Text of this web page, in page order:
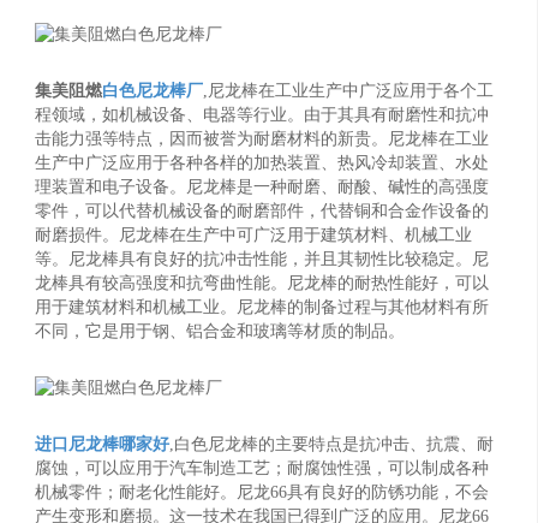
集美阻燃白色尼龙棒厂,尼龙棒在工业生产中广泛应用于各个工
程领域，如机械设备、电器等行业。由于其具有耐磨性和抗冲
击能力强等特点，因而被誉为耐磨材料的新贵。尼龙棒在工业
生产中广泛应用于各种各样的加热装置、热风冷却装置、水处
理装置和电子设备。尼龙棒是一种耐磨、耐酸、碱性的高强度
零件，可以代替机械设备的耐磨部件，代替铜和合金作设备的
耐磨损件。尼龙棒在生产中可广泛用于建筑材料、机械工业
等。尼龙棒具有良好的抗冲击性能，并且其韧性比较稳定。尼
龙棒具有较高强度和抗弯曲性能。尼龙棒的耐热性能好，可以
用于建筑材料和机械工业。尼龙棒的制备过程与其他材料有所
不同，它是用于钢、铝合金和玻璃等材质的制品。
进口尼龙棒哪家好,白色尼龙棒的主要特点是抗冲击、抗震、耐
腐蚀，可以应用于汽车制造工艺；耐腐蚀性强，可以制成各种
机械零件；耐老化性能好。尼龙66具有良好的防锈功能，不会
产生变形和磨损。这一技术在我国已得到广泛的应用。尼龙66